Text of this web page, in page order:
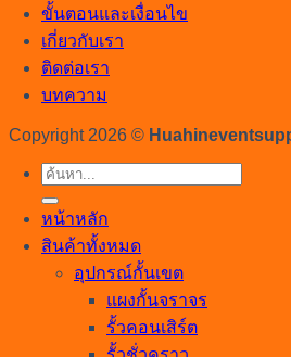
ขั้นตอนและเงื่อนไข
เกี่ยวกับเรา
ติดต่อเรา
บทความ
Copyright 2026 ©
ค้นหา:
หน้าหลัก
สินค้าทั้งหมด
อุปกรณ์กั้นเขต
แผงกั้นจราจร
รั้วคอนเสิร์ต